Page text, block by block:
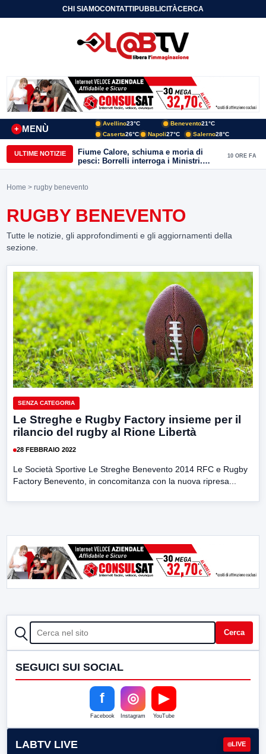
CHI SIAMOCONTATTIPUBBLICITÀCERCA
MENÙ
+
Avellino23°C Benevento21°C
Caserta26°C Napoli27°C Salerno28°C
ULTIME NOTIZIE
Fiume Calore, schiuma e moria di
pesci: Borrelli interroga i Ministri.
“Benevento paga l’assenza del
10 ORE FA
Home > rugby benevento
RUGBY BENEVENTO
Tutte le notizie, gli approfondimenti e gli aggiornamenti della
sezione.
SENZA CATEGORIA
Le Streghe e Rugby Factory insieme per il
rilancio del rugby al Rione Libertà
28 FEBBRAIO 2022
Le Società Sportive Le Streghe Benevento 2014 RFC e Rugby
Factory Benevento, in concomitanza con la nuova ripresa...
CERCA Cerca
SEGUICI SUI SOCIAL
f
Facebook
◎
Instagram
▶
YouTube
LABTV LIVE LIVE